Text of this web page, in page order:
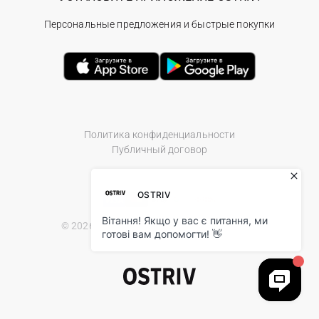
Политика конфиденциальности
Публичный договор
© 2026 Ostriv.ua Store. All Rights Reserved.
Персональные предложения и быстрые покупки